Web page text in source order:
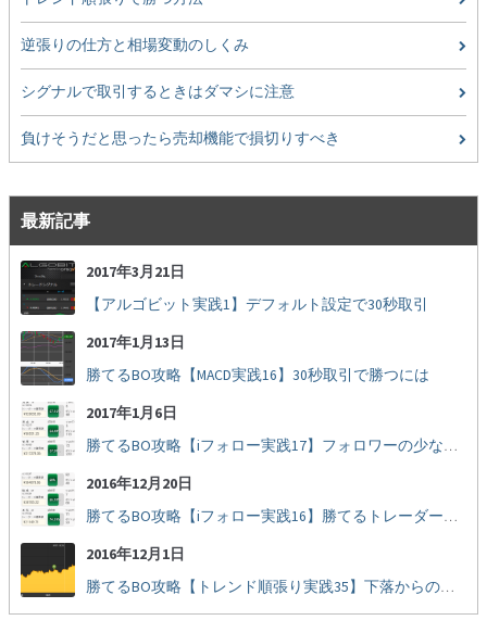
逆張りの仕方と相場変動のしくみ
シグナルで取引するときはダマシに注意
負けそうだと思ったら売却機能で損切りすべき
最新記事
2017年3月21日
【アルゴビット実践1】デフォルト設定で30秒取引
2017年1月13日
勝てるBO攻略【MACD実践16】30秒取引で勝つには
2017年1月6日
勝てるBO攻略【iフォロー実践17】フォロワーの少ない人をフォローする
2016年12月20日
勝てるBO攻略【iフォロー実践16】勝てるトレーダーを見抜く
2016年12月1日
勝てるBO攻略【トレンド順張り実践35】下落からの反発を見極める